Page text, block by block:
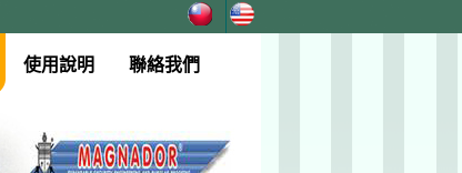
使用說明 聯絡我們